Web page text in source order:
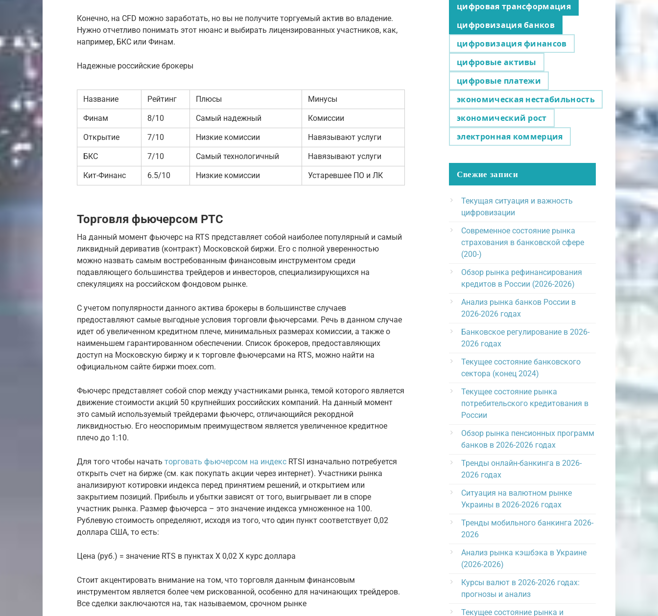
Конечно, на CFD можно заработать, но вы не получите торгуемый актив во владение.
Нужно отчетливо понимать этот нюанс и выбирать лицензированных участников, как,
например, БКС или Финам.
Надежные российские брокеры
Название Рейтинг Плюсы Минусы
Финам 8/10 Самый надежный Комиссии
Открытие 7/10 Низкие комиссии Навязывают услуги
БКС 7/10 Самый технологичный Навязывают услуги
Кит-Финанс 6.5/10 Низкие комиссии Устаревшее ПО и ЛК
Торговля фьючерсом РТС
На данный момент фьючерс на RTS представляет собой наиболее популярный и самый
ликвидный дериватив (контракт) Московской биржи. Его с полной уверенностью
можно назвать самым востребованным финансовым инструментом среди
подавляющего большинства трейдеров и инвесторов, специализирующихся на
спекуляциях на российском фондовом рынке.
С учетом популярности данного актива брокеры в большинстве случаев
предоставляют самые выгодные условия торговли фьючерсами. Речь в данном случае
идет об увеличенном кредитном плече, минимальных размерах комиссии, а также о
наименьшем гарантированном обеспечении. Список брокеров, предоставляющих
доступ на Московскую биржу и к торговле фьючерсами на RTS, можно найти на
официальном сайте биржи moex.com.
Фьючерс представляет собой спор между участниками рынка, темой которого является
движение стоимости акций 50 крупнейших российских компаний. На данный момент
это самый используемый трейдерами фьючерс, отличающийся рекордной
ликвидностью. Его неоспоримым преимуществом является увеличенное кредитное
плечо до 1:10.
Для того чтобы начать торговать фьючерсом на индекс RTSI изначально потребуется
открыть счет на бирже (см. как покупать акции через интернет). Участники рынка
анализируют котировки индекса перед принятием решений, и открытием или
закрытием позиций. Прибыль и убытки зависят от того, выигрывает ли в споре
участник рынка. Размер фьючерса – это значение индекса умноженное на 100.
Рублевую стоимость определяют, исходя из того, что один пункт соответствует 0,02
доллара США, то есть:
Цена (руб.) = значение RTS в пунктах Х 0,02 Х курс доллара
Стоит акцентировать внимание на том, что торговля данным финансовым
инструментом является более чем рискованной, особенно для начинающих трейдеров.
Все сделки заключаются на, так называемом, срочном рынке
цифровая трансформация
цифровизация банков
цифровизация финансов
цифровые активы
цифровые платежи
экономическая нестабильность
экономический рост
электронная коммерция
Свежие записи
Текущая ситуация и важность
цифровизации
Современное состояние рынка
страхования в банковской сфере
(200-)
Обзор рынка рефинансирования
кредитов в России (2026-2026)
Анализ рынка банков России в
2026-2026 годах
Банковское регулирование в 2026-
2026 годах
Текущее состояние банковского
сектора (конец 2024)
Текущее состояние рынка
потребительского кредитования в
России
Обзор рынка пенсионных программ
банков в 2026-2026 годах
Тренды онлайн-банкинга в 2026-
2026 годах
Ситуация на валютном рынке
Украины в 2026-2026 годах
Тренды мобильного банкинга 2026-
2026
Анализ рынка кэшбэка в Украине
(2026-2026)
Курсы валют в 2026-2026 годах:
прогнозы и анализ
Текущее состояние рынка и